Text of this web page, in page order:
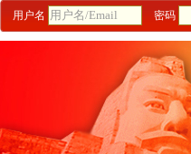
用户名 密码